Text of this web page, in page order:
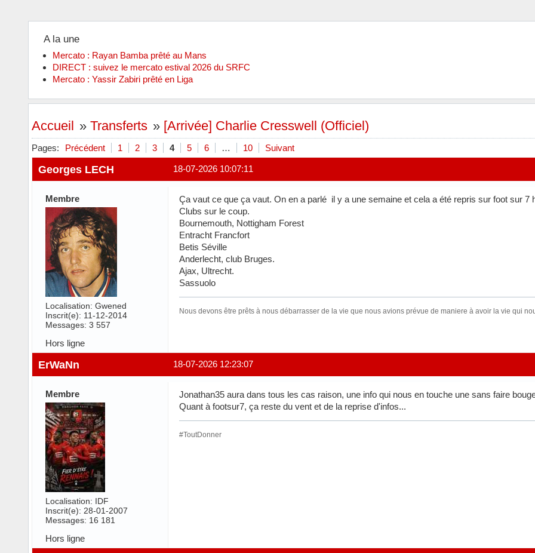
A la une
Mercato : Rayan Bamba prêté au Mans
DIRECT : suivez le mercato estival 2026 du SRFC
Mercato : Yassir Zabiri prêté en Liga
Accueil » Transferts » [Arrivée] Charlie Cresswell (Officiel)
Pages: Précédent 1 2 3 4 5 6 … 10 Suivant
18-07-2026 10:07:11
Georges LECH
Membre
Localisation: Gwened
Inscrit(e): 11-12-2014
Messages: 3 557
Ça vaut ce que ça vaut. On en a parlé il y a une semaine et cela a été repris sur foot sur 7
Clubs sur le coup.
Bournemouth, Nottigham Forest
Entracht Francfort
Betis Séville
Anderlecht, club Bruges.
Ajax, Ultrecht.
Sassuolo
Nous devons être prêts à nous débarrasser de la vie que nous avions prévue de maniere à avoir la vie qui
Hors ligne
18-07-2026 12:23:07
ErWaNn
Membre
Localisation: IDF
Inscrit(e): 28-01-2007
Messages: 16 181
Jonathan35 aura dans tous les cas raison, une info qui nous en touche une sans faire
Quant à footsur7, ça reste du vent et de la reprise d'infos...
#ToutDonner
Hors ligne